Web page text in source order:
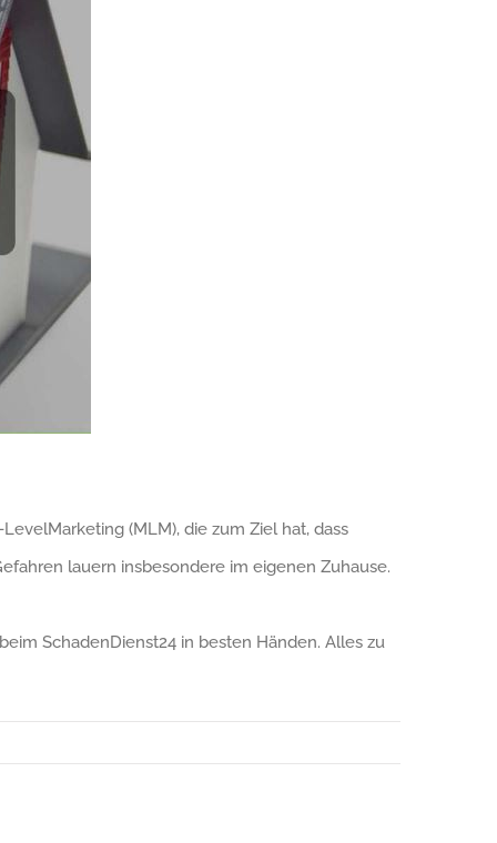
(MLM), die zum Ziel hat, dass
lauern insbesondere im eigenen Zuhause.
SchadenDienst24 in besten Händen. Alles zu